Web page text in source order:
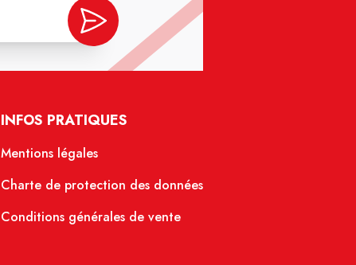
INFOS PRATIQUES
Mentions légales
Charte de protection des données
Conditions générales de vente